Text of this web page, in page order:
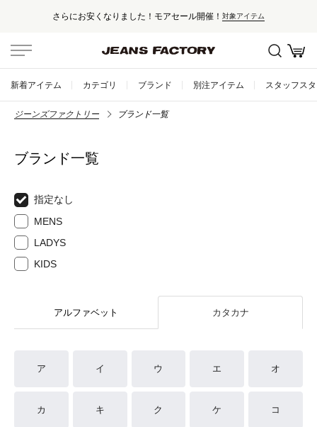
さらにお安くなりました！モアセール開催！ 対象アイテム
新着アイテム カテゴリ ブランド 別注アイテム スタッフス
ジーンズファクトリー ブランド一覧
ブランド一覧
指定なし
MENS
LADYS
KIDS
アルファベット カタカナ
ア イ ウ エ オ
カ キ ク ケ コ